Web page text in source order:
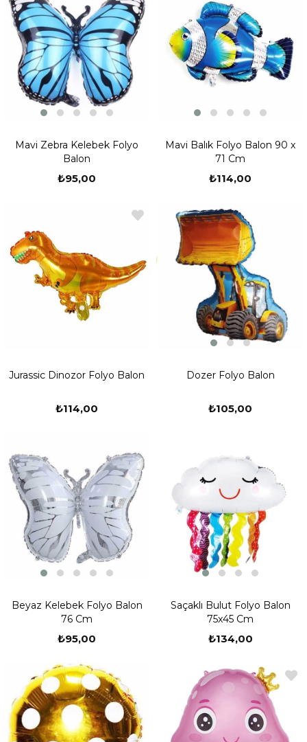
Mavi Zebra Kelebek Folyo
Balon
₺95,00
Mavi Balık Folyo Balon 90 x
71 Cm
₺114,00
Jurassic Dinozor Folyo Balon
₺114,00
Dozer Folyo Balon
₺105,00
Beyaz Kelebek Folyo Balon
76 Cm
₺95,00
Saçaklı Bulut Folyo Balon
75x45 Cm
₺134,00